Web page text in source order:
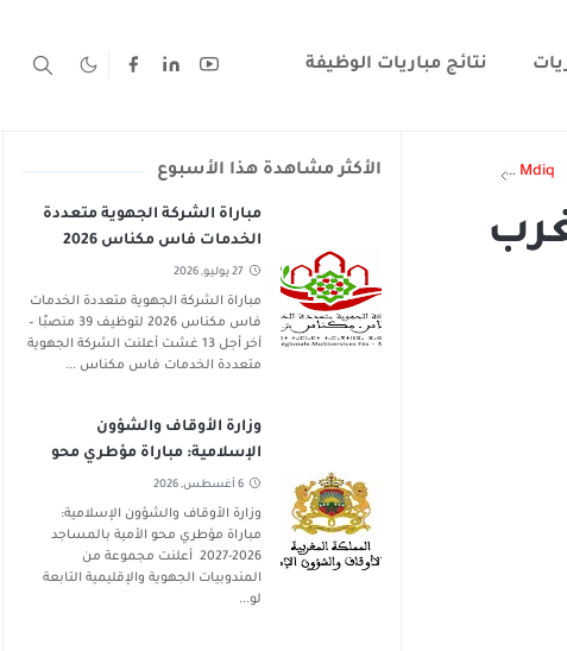
نتائج مباريات الوظيفة
Mdiq
Sefrou
taza
Tiznit
الأكثر مشاهدة هذا الأسبوع
مباراة الشركة الجهوية متعددة
الخدمات فاس مكناس 2026
غشت 2026
27 يوليو, 2026
مباراة الشركة الجهوية متعددة الخدمات
فاس مكناس 2026 لتوظيف 39 منصبًا –
آخر أجل 13 غشت أعلنت الشركة الجهوية
متعددة الخدمات فاس مكناس ...
وزارة الأوقاف والشؤون
الإسلامية: مباراة مؤطري محو
الأمية بالمساجد 2026-2027
6 أغسطس, 2026
وزارة الأوقاف والشؤون الإسلامية:
مباراة مؤطري محو الأمية بالمساجد
2026-2027 أعلنت مجموعة من
المندوبيات الجهوية والإقليمية التابعة
لو...